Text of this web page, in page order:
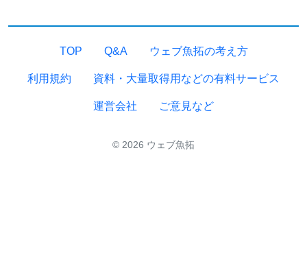
TOP Q&A ウェブ魚拓の考え方
利用規約 資料・大量取得用などの有料サービス
運営会社 ご意見など
© 2026 ウェブ魚拓